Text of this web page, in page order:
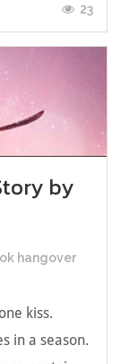
23
by
hangover
kiss.
in a season.